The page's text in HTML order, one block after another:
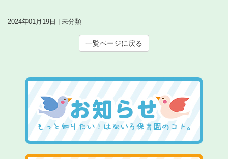
2024年01月19日 | 未分類
一覧ページに戻る